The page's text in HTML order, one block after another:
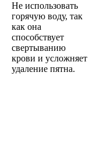
Не использовать
горячую воду, так
как она
способствует
свертыванию
крови и усложняет
удаление пятна.